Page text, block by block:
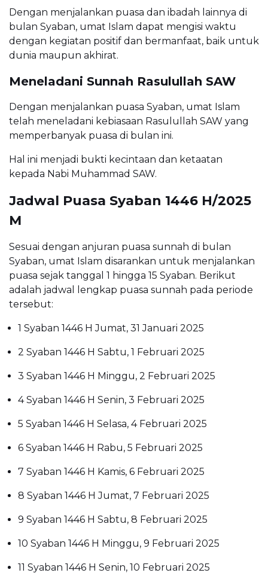
Dengan menjalankan puasa dan ibadah lainnya di
bulan Syaban, umat Islam dapat mengisi waktu
dengan kegiatan positif dan bermanfaat, baik untuk
dunia maupun akhirat.
Meneladani Sunnah Rasulullah SAW
Dengan menjalankan puasa Syaban, umat Islam
telah meneladani kebiasaan Rasulullah SAW yang
memperbanyak puasa di bulan ini.
Hal ini menjadi bukti kecintaan dan ketaatan
kepada Nabi Muhammad SAW.
Jadwal Puasa Syaban 1446 H/2025
M
Sesuai dengan anjuran puasa sunnah di bulan
Syaban, umat Islam disarankan untuk menjalankan
puasa sejak tanggal 1 hingga 15 Syaban. Berikut
adalah jadwal lengkap puasa sunnah pada periode
tersebut:
1 Syaban 1446 H Jumat, 31 Januari 2025
2 Syaban 1446 H Sabtu, 1 Februari 2025
3 Syaban 1446 H Minggu, 2 Februari 2025
4 Syaban 1446 H Senin, 3 Februari 2025
5 Syaban 1446 H Selasa, 4 Februari 2025
6 Syaban 1446 H Rabu, 5 Februari 2025
7 Syaban 1446 H Kamis, 6 Februari 2025
8 Syaban 1446 H Jumat, 7 Februari 2025
9 Syaban 1446 H Sabtu, 8 Februari 2025
10 Syaban 1446 H Minggu, 9 Februari 2025
11 Syaban 1446 H Senin, 10 Februari 2025